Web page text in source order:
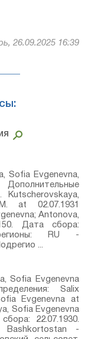
26.09.2025 16:39
Sofia Evgenevna,
at 02.07.1931
Antonova,
Дата сбора:
регионы: RU -
...
Sofia Evgenevna
Salix
Evgenevna at
Sofia Evgenevna
22.07.1930.
Bashkortostan -